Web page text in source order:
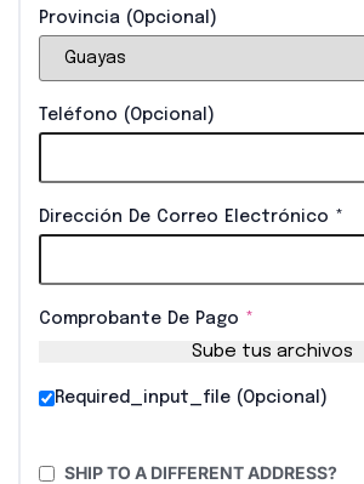
Provincia (opcional)
Teléfono (opcional)
Dirección De Correo Electrónico *
Comprobante De Pago *
Sube tus archivos
Required_input_file (opcional)
SHIP TO A DIFFERENT ADDRESS?